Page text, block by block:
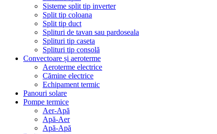
Sisteme split tip inverter
Split tip coloana
Split tip duct
Splituri de tavan sau pardoseala
Splituri tip caseta
Splituri tip consolă
Convectoare și aeroterme
Aeroterme electrice
Cămine electrice
Echipament termic
Panouri solare
Pompe termice
Aer-Apă
Apă-Aer
Apă-Apă